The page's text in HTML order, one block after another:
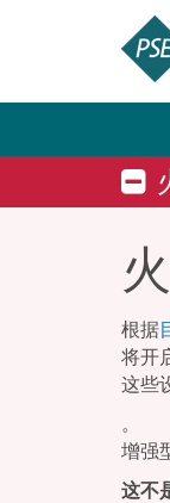
根据
将开
这些
。
增强
这不